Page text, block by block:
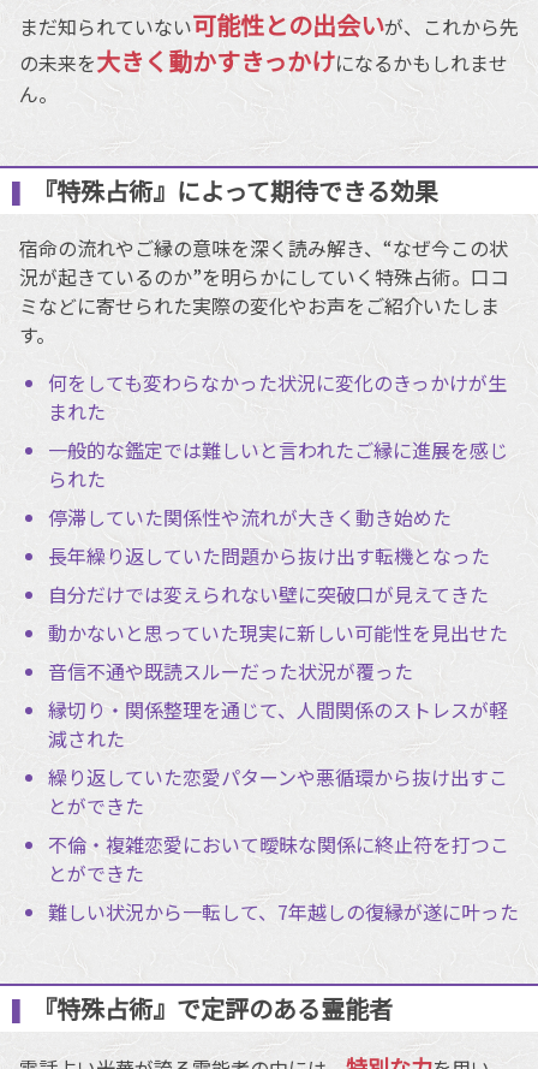
まだ知られていない可能性との出会いが、これから先
の未来を大きく動かすきっかけになるかもしれませ
ん。
『特殊占術』によって期待できる効果
宿命の流れやご縁の意味を深く読み解き、“なぜ今この状
況が起きているのか”を明らかにしていく特殊占術。口コ
ミなどに寄せられた実際の変化やお声をご紹介いたしま
す。
何をしても変わらなかった状況に変化のきっかけが生
まれた
一般的な鑑定では難しいと言われたご縁に進展を感じ
られた
停滞していた関係性や流れが大きく動き始めた
長年繰り返していた問題から抜け出す転機となった
自分だけでは変えられない壁に突破口が見えてきた
動かないと思っていた現実に新しい可能性を見出せた
音信不通や既読スルーだった状況が覆った
縁切り・関係整理を通じて、人間関係のストレスが軽
減された
繰り返していた恋愛パターンや悪循環から抜け出すこ
とができた
不倫・複雑恋愛において曖昧な関係に終止符を打つこ
とができた
難しい状況から一転して、7年越しの復縁が遂に叶った
『特殊占術』で定評のある霊能者